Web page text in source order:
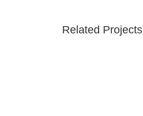
Related Projects